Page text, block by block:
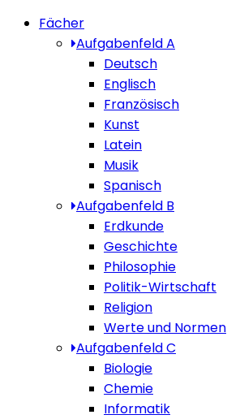
Fächer
Aufgabenfeld A
Deutsch
Englisch
Französisch
Kunst
Latein
Musik
Spanisch
Aufgabenfeld B
Erdkunde
Geschichte
Philosophie
Politik-Wirtschaft
Religion
Werte und Normen
Aufgabenfeld C
Biologie
Chemie
Informatik